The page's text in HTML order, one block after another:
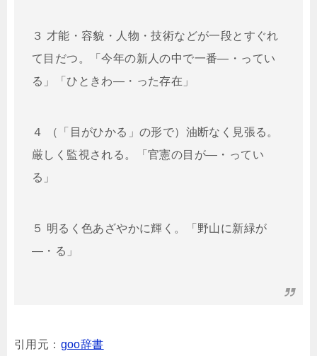
３ 才能・容貌・人物・技術などが一段とすぐれ
て目だつ。「今年の新人の中で一番―・ってい
る」「ひときわ―・った存在」
４ （「目がひかる」の形で）油断なく見張る。
厳しく監視される。「官憲の目が―・ってい
る」
５ 明るく色あざやかに輝く。「野山に新緑が
―・る」
引用元： goo辞書